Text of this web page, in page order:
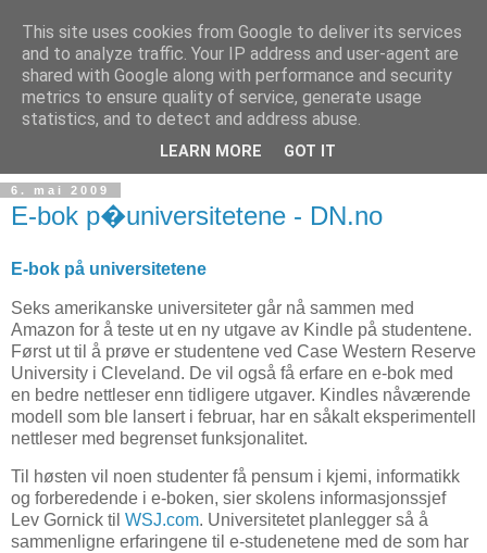
Teknologinyheter
6. mai 2009
E-bok p�universitetene - DN.no
E-bok på universitetene
Seks amerikanske universiteter går nå sammen med
Amazon for å teste ut en ny utgave av Kindle på studentene.
Først ut til å prøve er studentene ved Case Western Reserve
University i Cleveland. De vil også få erfare en e-bok med
en bedre nettleser enn tidligere utgaver. Kindles nåværende
modell som ble lansert i februar, har en såkalt eksperimentell
nettleser med begrenset funksjonalitet.
Til høsten vil noen studenter få pensum i kjemi, informatikk
og forberedende i e-boken, sier skolens informasjonssjef
Lev Gornick til WSJ.com. Universitetet planlegger så å
sammenligne erfaringene til e-studenetene med de som har
This site uses cookies from Google to deliver its services
and to analyze traffic. Your IP address and user-agent are
shared with Google along with performance and security
metrics to ensure quality of service, generate usage
statistics, and to detect and address abuse.
LEARN MORE GOT IT